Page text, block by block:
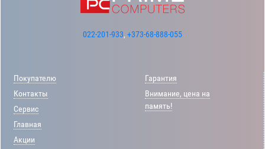
022-201-933, +373-68-888-055
Покупателю
Контакты
Сервис
Главная
Акции
Гарантия
Внимание, цена на
память!